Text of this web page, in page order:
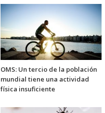
OMS: Un tercio de la población
mundial tiene una actividad
física insuficiente